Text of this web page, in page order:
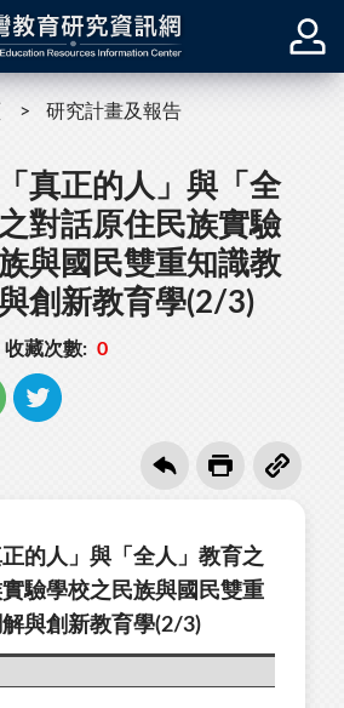
研究計畫及報告
真正的人」與「全
對話原住民族實驗
與國民雙重知識教
創新教育學(2/3)
收藏次數: 0
的人」與「全人」教育之
驗學校之民族與國民雙重
與創新教育學(2/3)